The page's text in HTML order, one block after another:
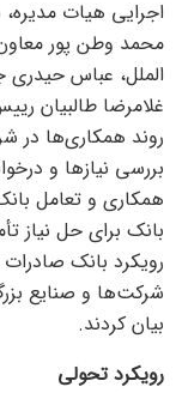
اجرایی هیات
محمد وطن پور
الملل، عباس
غلامرضا طالبیان
روند همکاری‌ها در
بررسی نیاز‌ها و
همکاری و تعامل
بانک برای حل نیاز
رویکرد بانک صادرات
شرکت‌ها و صنایع
بیان کردند.
رویکرد تحولی